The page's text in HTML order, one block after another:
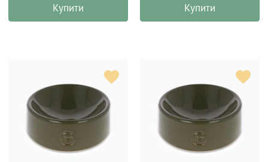
Купити Купити